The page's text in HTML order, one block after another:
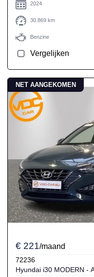
2024
30.869 km
Benzine
Vergelijken
NET AANGEKOMEN
€ 221/maand
72236
Hyundai i30